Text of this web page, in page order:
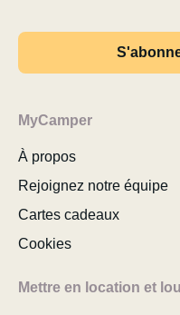
MyCamper
À propos
Rejoignez notre équipe
Cartes cadeaux
Cookies
Mettre en location et